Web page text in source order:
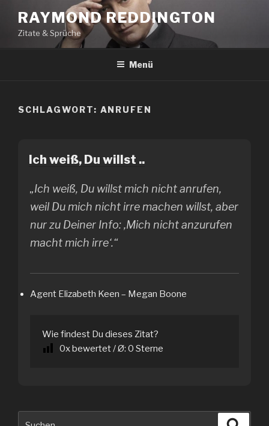
Inhalt
springen
RAYMOND REDDINGTON
Zitate & Sprüche
Menü
SCHLAGWORT: ANRUFEN
Ich weiß, Du willst ..
„Ich weiß, Du willst mich nicht anrufen,
weil Du mich nicht irre machen willst, aber
nur zu Deiner Info: ‚Mich nicht anzurufen
macht mich irre‘.“
Agent Elizabeth Keen – Megan Boone
Wie findest Du dieses Zitat?
0x bewertet / Ø: 0 Sterne